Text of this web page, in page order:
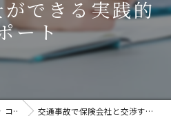
できる実践的
ート
コラム 交通事故で保険会社と交渉する際に弁護士ができる実践的サポート